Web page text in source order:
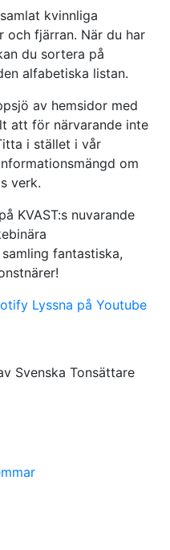
kvinnliga
och fjärran. När du har
du sortera på
alfabetiska listan.
av hemsidor med
att för närvarande inte
i stället i vår
om
verk.
på KVAST:s nuvarande
fantastiska,
Lyssna på Youtube
Svenska Tonsättare